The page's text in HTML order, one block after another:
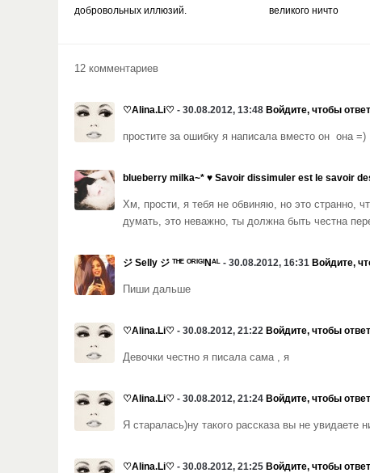
добровольных иллюзий.
великого ничто
12 комментариев
♡Alina.Li♡ - 30.08.2012, 13:48 Войдите, чтобы
простите за ошибку я написала вместо он она =)
blueberry milka~* ♥ Savoir dissimuler est le savoir
Хм, прости, я тебя не обвиняю, но это странно,
думать, это неважно, ты должна быть честна
ジ Selly ジ ᵀᴴᴱ ᴼᴿᴵᴳᴵNᴬᴸ - 30.08.2012, 16:31 Войдите,
Пиши дальше
♡Alina.Li♡ - 30.08.2012, 21:22 Войдите, чтобы
Девочки честно я писала сама , я
♡Alina.Li♡ - 30.08.2012, 21:24 Войдите, чтобы
Я старалась)ну такого рассказа вы не увидаете
♡Alina.Li♡ - 30.08.2012, 21:25 Войдите, чтобы